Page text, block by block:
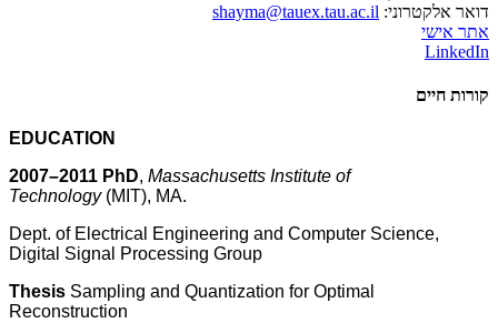
דואר אלקטרוני: shayma@tauex.tau.ac.il
אתר אישי
LinkedIn
קורות חיים
EDUCATION
2007–2011 PhD, Massachusetts Institute of
Technology(MIT), MA.
Dept. of Electrical Engineering and Computer Science,
Digital Signal Processing Group
Thesis Sampling and Quantization for Optimal
Reconstruction